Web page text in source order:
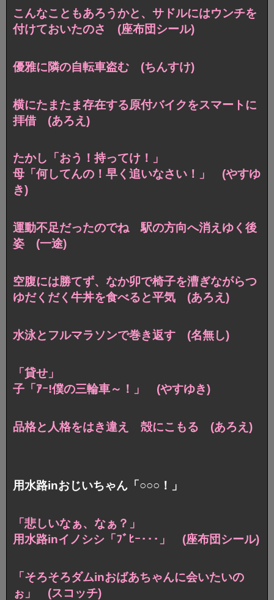
こんなこともあろうかと、 サドルにはウンチを
付けておいたのさ (座布団シール)
優雅に隣の自転車盗む (ちんすけ)
横にたまたま存在する原付バイクをスマートに
拝借 (あろえ)
たかし「おう！持ってけ！」
母「何してんの！早く追いなさい！」 (やすゆ
き)
運動不足だったのでね 駅の方向へ消えゆく後
姿 (一途)
空腹には勝てず、なか卯で椅子を漕ぎながらつ
ゆだくだく牛丼を食べると平気 (あろえ)
水泳とフルマラソンで巻き返す (名無し)
「貸せ」
子「ｱｰ!僕の三輪車～！」 (やすゆき)
品格と人格をはき違え 殻にこもる (あろえ)
用水路inおじいちゃん「○○○！」
「悲しいなぁ、なぁ？」
用水路inイノシシ「ﾌﾞﾋｰ･･･」 (座布団シール)
「そろそろダムinおばあちゃんに会いたいの
ぉ」 (スコッチ)